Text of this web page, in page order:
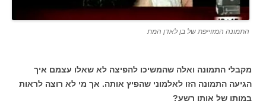
התמונה המזוייפת של בן לאדן המת
מקבלי התמונה ואלה שהמשיכו להפיצה לא שאלו עצמם איך
הגיעה התמונה הזו לאלמוני שהפיץ אותה. אך מי לא רוצה לראות
במותו של אותו רשע?